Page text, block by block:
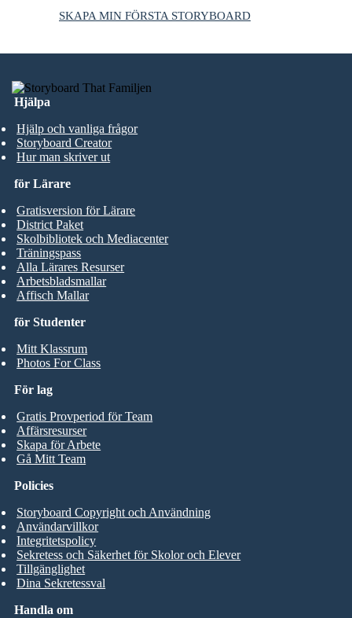
SKAPA MIN FÖRSTA STORYBOARD
Hjälpa
Hjälp och vanliga frågor
Storyboard Creator
Hur man skriver ut
för Studenter
Mitt Klassrum
Photos For Class
för Lärare
Gratisversion för Lärare
District Paket
Skolbibliotek och Mediacenter
Träningspass
Alla Lärares Resurser
Arbetsbladsmallar
Affisch Mallar
För lag
Gratis Provperiod för Team
Affärsresurser
Skapa för Arbete
Gå Mitt Team
Handla om
Policies
Storyboard Copyright och Användning
Användarvillkor
Integritetspolicy
Sekretess och Säkerhet för Skolor och Elever
Tillgänglighet
Dina Sekretessval